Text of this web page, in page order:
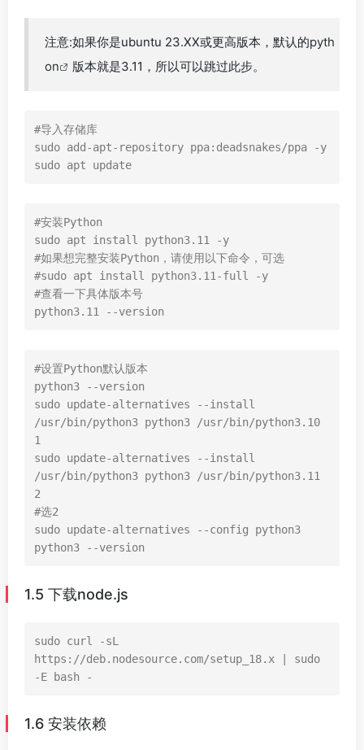
注意:如果你是ubuntu 23.XX或更高版本，默认的pyth
on
版本就是3.11，所以可以跳过此步。
#导入存储库
sudo add-apt-repository ppa:deadsnakes/ppa -y
sudo apt update
#安装Python
sudo apt install python3.11 -y
#如果想完整安装Python，请使用以下命令，可选
#sudo apt install python3.11-full -y
#查看一下具体版本号
python3.11 --version
#设置Python默认版本
python3 --version
sudo update-alternatives --install
/usr/bin/python3 python3 /usr/bin/python3.10
1
sudo update-alternatives --install
/usr/bin/python3 python3 /usr/bin/python3.11
2
#选2
sudo update-alternatives --config python3
python3 --version
1.5 下载node.js
sudo curl -sL
https://deb.nodesource.com/setup_18.x | sudo
-E bash -
1.6 安装依赖